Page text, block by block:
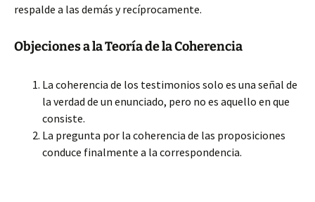
respalde a las demás y recíprocamente.
Objeciones a la Teoría de la Coherencia
La coherencia de los testimonios solo es una señal de
la verdad de un enunciado, pero no es aquello en que
consiste.
La pregunta por la coherencia de las proposiciones
conduce finalmente a la correspondencia.